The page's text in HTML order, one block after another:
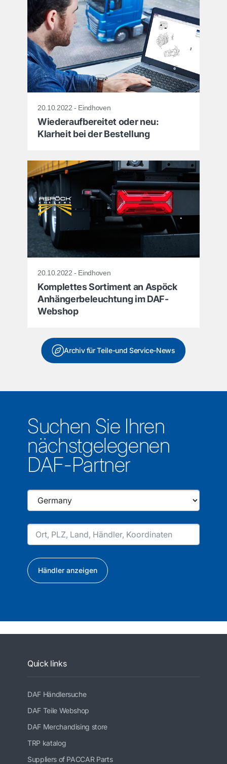
20.10.2022 - Eindhoven
Wiederaufbereitet oder neu:
Klarheit bei der Bestellung
20.10.2022 - Eindhoven
Komplettes Sortiment an Aspöck
Anhängerbeleuchtung im DAF-
Webshop
Archiv für Teile-und Service-News
Suchen Sie Ihren
nächstgelegenen
DAF-Partner
Händler anzeigen
Quick links
DAF Händlersuche
DAF Teile Webshop
DAF Merchandising store
TRP katalog
Suppliers of PACCAR Parts